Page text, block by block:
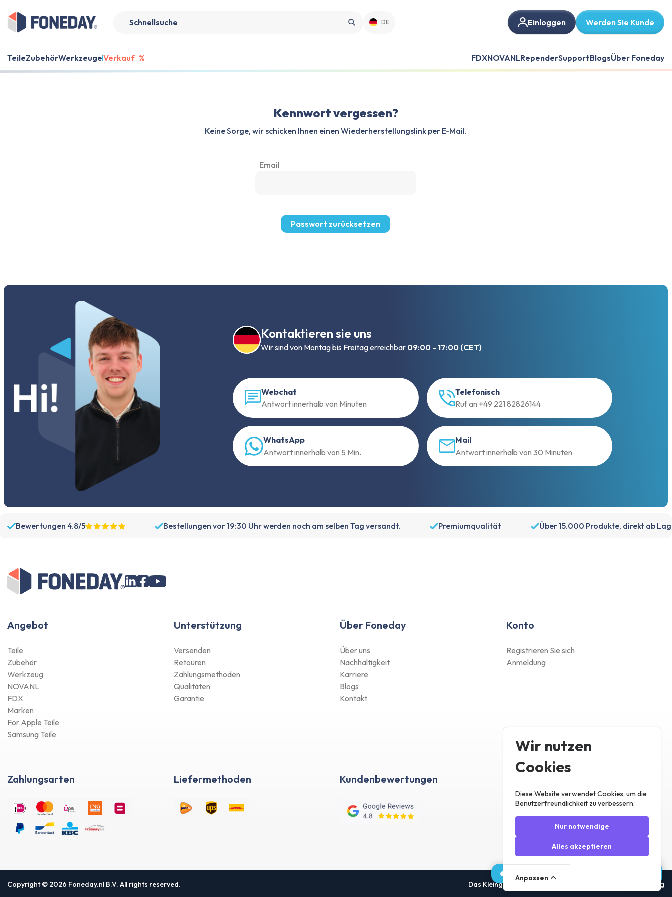
DE Einloggen Werden Sie Kunde
TeileZubehörWerkzeugeVerkauf % FDXNOVANLRependerSupportBlogsÜber Foneday
Kennwort vergessen?
Keine Sorge, wir schicken Ihnen einen Wiederherstellungslink per E-Mail.
Email
Passwort zurücksetzen
Kontaktieren sie uns
Wir sind von Montag bis Freitag erreichbar 09:00 - 17:00 (CET)
Webchat
Antwort innerhalb von Minuten
Telefonisch
Ruf an +49 221 82826144
WhatsApp
Antwort innerhalb von 5 Min.
Mail
Antwort innerhalb von 30 Minuten
Bewertungen 4.8/5 Bestellungen vor 19:30 Uhr werden noch am selben Tag versandt. Premiumqualität Über 15.000 Produkte, direkt ab
Angebot
Teile
Zubehör
Werkzeug
NOVANL
FDX
Marken
For Apple Teile
Samsung Teile
Unterstützung
Versenden
Retouren
Zahlungsmethoden
Qualitäten
Garantie
Über Foneday
Über uns
Nachhaltigkeit
Karriere
Blogs
Kontakt
Konto
Registrieren Sie sich
Anmeldung
Zahlungsarten Liefermethoden Kundenbewertungen
Copyright © 2026 Foneday.nl B.V. All rights reserved. Das Kleingedruckte Datenschutzerklärung
Wir nutzen
Cookies
Diese Website verwendet Cookies, um die
Benutzerfreundlichkeit zu verbessern.
Nur notwendige
Alles akzeptieren
Anpassen